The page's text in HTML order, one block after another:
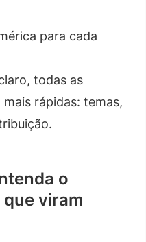
para cada
todas as
rápidas: temas,
o
viram